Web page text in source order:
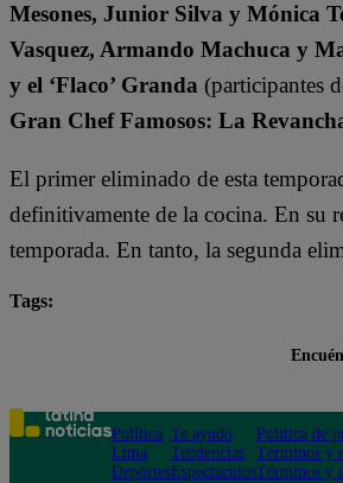
Mesones, Junior Silva y Mónica
Vasquez, Armando Machuca y
y el ‘Flaco’ Granda (participantes
Gran Chef Famosos: La
El primer eliminado de esta
definitivamente de la cocina. En su
temporada. En tanto, la segunda
Tags:
Política
Lima
Deportes
Te ayudo
Tendencias
Espectáculos
Política de
Términos y
Términos y